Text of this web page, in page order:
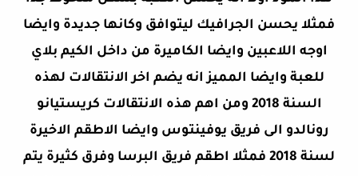
فمثلا يحسن الجرافيك ليتوافق وكانها جديدة وايضا
اوجه اللاعبين وايضا الكاميرة من داخل الكيم بلاي
للعبة وايضا المميز انه يضم اخر الانتقالات لهذه
السنة 2018 ومن اهم هذه الانتقالات كريستيانو
رونالدو الى فريق يوفينتوس وايضا الاطقم الاخيرة
لسنة 2018 فمثلا اطقم فريق البرسا وفرق كثيرة يتم